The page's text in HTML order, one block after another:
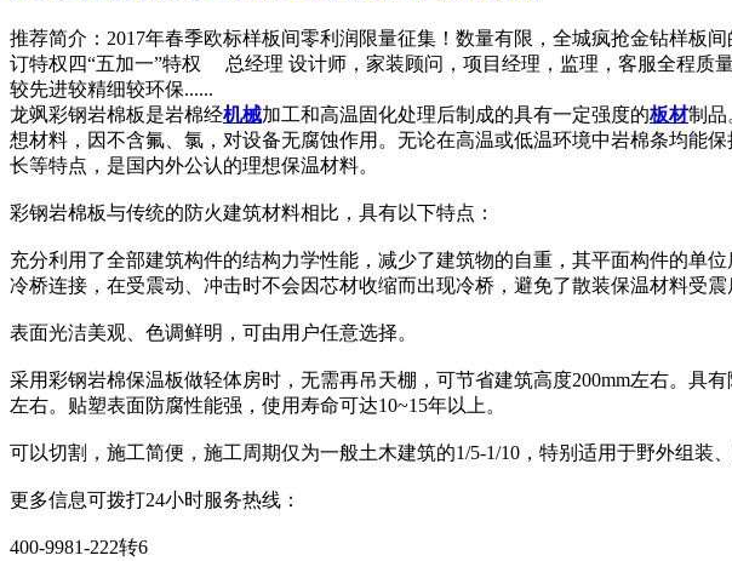
推荐简介：2017年春季欧标样板间零利润限量征集！数量有限，全城疯抢金钻样板
订特权四“五加一”特权 总经理 设计师，家装顾问，项目经理，监理，客服全程
较先进较精细较环保......
龙飒彩钢岩棉板是岩棉经机械加工和高温固化处理后制成的具有一定强度的板材制品
想材料，因不含氟、氯，对设备无腐蚀作用。无论在高温或低温环境中岩棉条均能保
长等特点，是国内外公认的理想保温材料。
彩钢岩棉板与传统的防火建筑材料相比，具有以下特点：
充分利用了全部建筑构件的结构力学性能，减少了建筑物的自重，其平面构件的单
冷桥连接，在受震动、冲击时不会因芯材收缩而出现冷桥，避免了散装保温材料受震
表面光洁美观、色调鲜明，可由用户任意选择。
采用彩钢岩棉保温板做轻体房时，无需再吊天棚，可节省建筑高度200mm左右。
左右。贴塑表面防腐性能强，使用寿命可达10~15年以上。
可以切割，施工简便，施工周期仅为一般土木建筑的1/5-1/10，特别适用于野外组装
更多信息可拨打24小时服务热线：
400-9981-222转6